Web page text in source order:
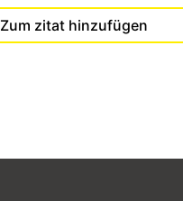
Zum zitat hinzufügen